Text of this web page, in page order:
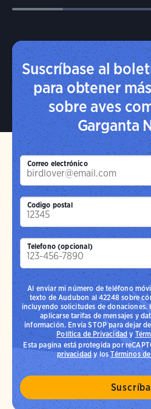
Suscríbase al
para obtener
sobre aves
Garganta
Correo electrónico
Codigo postal
Telefono (opcional)
Al enviar mi número de teléfono
texto de Audubon al 42248 sobre
incluyendo solicitudes de donaciones.
aplicarse tarifas de mensajes y
información. Envía STOP para dejar
Política de Privacidad y
Esta pagina está protegida por
privacidady losTérminos